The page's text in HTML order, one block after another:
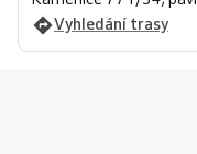
Vyhledání trasy